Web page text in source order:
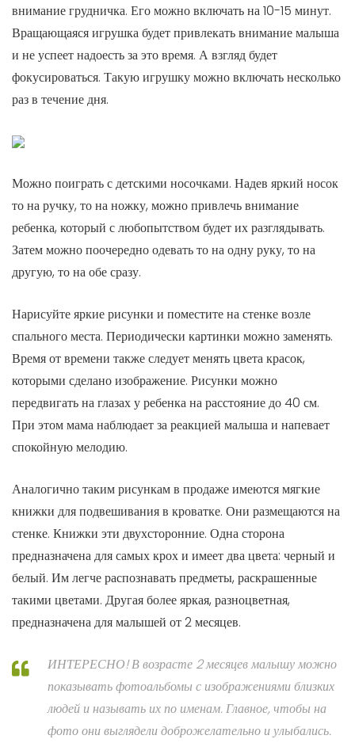
внимание грудничка. Его можно включать на 10-15 минут.
Вращающаяся игрушка будет привлекать внимание малыша
и не успеет надоесть за это время. А взгляд будет
фокусироваться. Такую игрушку можно включать несколько
раз в течение дня.
Можно поиграть с детскими носочками. Надев яркий носок
то на ручку, то на ножку, можно привлечь внимание
ребенка, который с любопытством будет их разглядывать.
Затем можно поочередно одевать то на одну руку, то на
другую, то на обе сразу.
Нарисуйте яркие рисунки и поместите на стенке возле
спального места. Периодически картинки можно заменять.
Время от времени также следует менять цвета красок,
которыми сделано изображение. Рисунки можно
передвигать на глазах у ребенка на расстояние до 40 см.
При этом мама наблюдает за реакцией малыша и напевает
спокойную мелодию.
Аналогично таким рисункам в продаже имеются мягкие
книжки для подвешивания в кроватке. Они размещаются на
стенке. Книжки эти двухсторонние. Одна сторона
предназначена для самых крох и имеет два цвета: черный и
белый. Им легче распознавать предметы, раскрашенные
такими цветами. Другая более яркая, разноцветная,
предназначена для малышей от 2 месяцев.
ИНТЕРЕСНО! В возрасте 2 месяцев малышу можно
показывать фотоальбомы с изображениями близких
людей и называть их по именам. Главное, чтобы на
фото они выглядели доброжелательно и улыбались.